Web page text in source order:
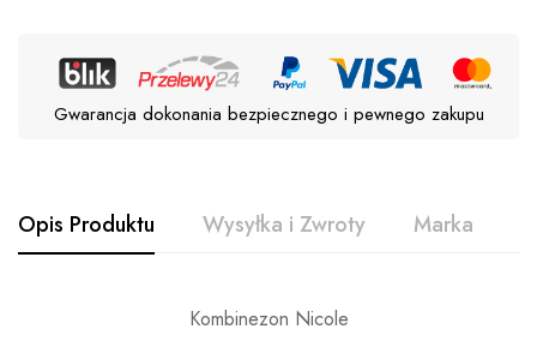
Gwarancja dokonania bezpiecznego i pewnego zakupu
Opis Produktu Wysyłka i Zwroty Marka
Kombinezon Nicole